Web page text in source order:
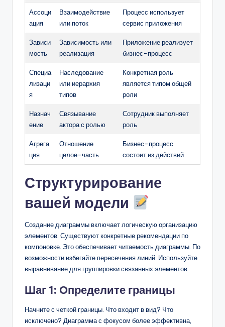
Ассоци
ация
Взаимодействие
или поток
Процесс использует
сервис приложения
Зависи
мость
Зависимость или
реализация
Приложение реализует
бизнес-процесс
Специа
лизаци
я
Наследование
или иерархия
типов
Конкретная роль
является типом общей
роли
Назнач
ение
Связывание
актора с ролью
Сотрудник выполняет
роль
Агрега
ция
Отношение
целое-часть
Бизнес-процесс
состоит из действий
Структурирование
вашей модели
Создание диаграммы включает логическую организацию
элементов. Существуют конкретные рекомендации по
компоновке. Это обеспечивает читаемость диаграммы. По
возможности избегайте пересечения линий. Используйте
выравнивание для группировки связанных элементов.
Шаг 1: Определите границы
Начните с четкой границы. Что входит в вид? Что
исключено? Диаграмма с фокусом более эффективна,